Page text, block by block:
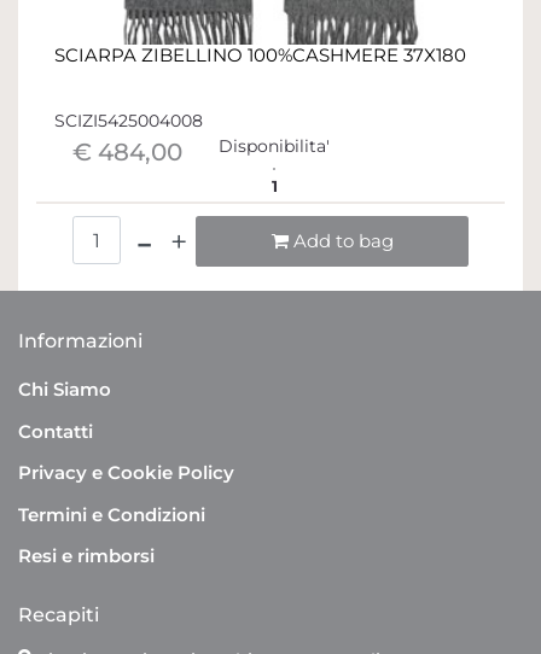
SCIARPA ZIBELLINO 100%CASHMERE 37X180
SCIZI5425004008
€ 484,00 Disponibilita'
1
Add to bag
Informazioni
Chi Siamo
Contatti
Privacy e Cookie Policy
Termini e Condizioni
Resi e rimborsi
Recapiti